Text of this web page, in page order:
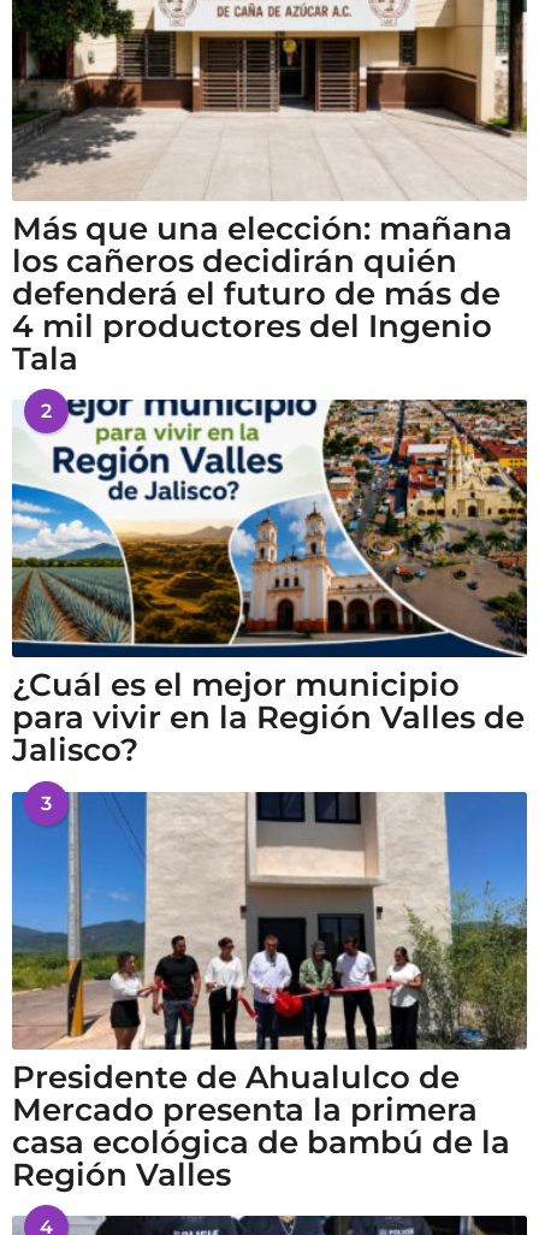
Más que una elección: mañana
los cañeros decidirán quién
defenderá el futuro de más de
4 mil productores del Ingenio
Tala
2
¿Cuál es el mejor municipio
para vivir en la Región Valles de
Jalisco?
3
Presidente de Ahualulco de
Mercado presenta la primera
casa ecológica de bambú de la
Región Valles
4